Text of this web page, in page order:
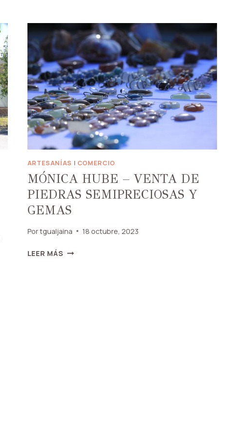
ARTESANÍAS | COMERCIO
MÓNICA HUBE – VENTA DE
PIEDRAS SEMIPRECIOSAS Y
GEMAS
Portgualjaina 18 octubre, 2023
LEER MÁS MÓNICA